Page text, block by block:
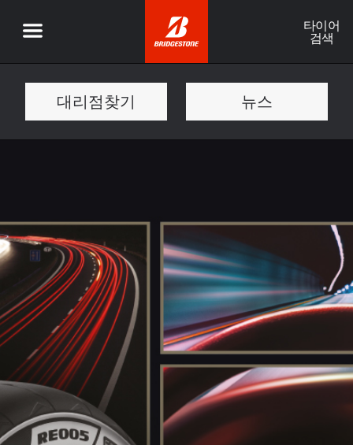
타이어
검색
대리점찾기 뉴스